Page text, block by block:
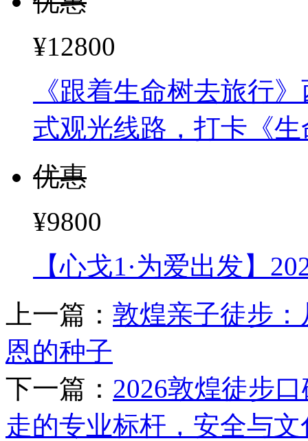
¥12800
《跟着生命树去旅行
式观光线路，打卡《
优惠
¥9800
【心戈1·为爱出发】
上一篇： 敦煌亲子徒步
恩的种子
下一篇： 2026敦煌徒步
走的专业标杆，安全与